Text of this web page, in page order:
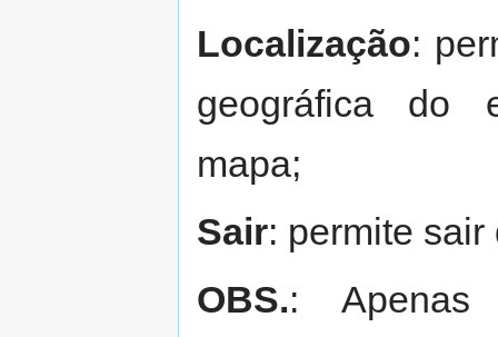
Localização:
geográfica do
mapa;
Sair: permite
OBS.: Apenas